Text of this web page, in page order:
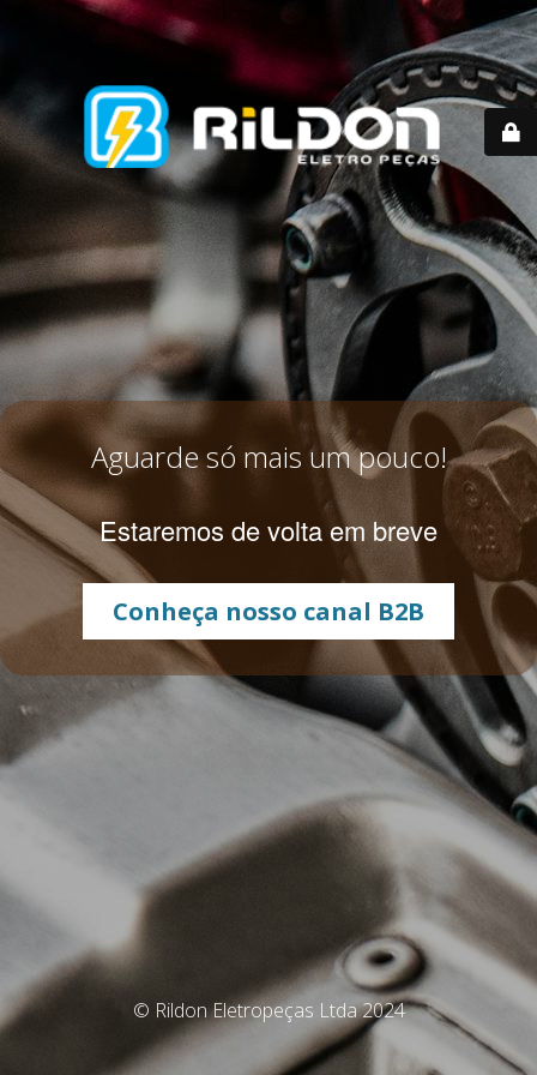
Aguarde só mais um pouco!
Estaremos de volta em breve
Conheça nosso canal B2B
© Rildon Eletropeças Ltda 2024